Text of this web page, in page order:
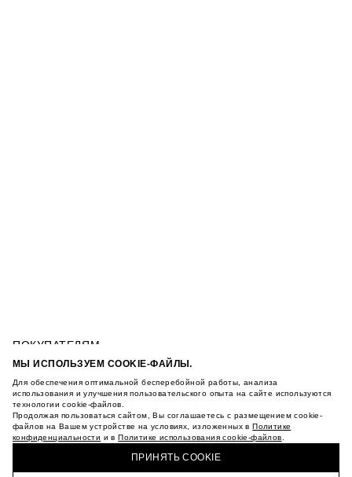
МЫ ИСПОЛЬЗУЕМ COOKIE-ФАЙЛЫ.
Для обеспечения оптимальной бесперебойной работы, анализа
использования и улучшения пользовательского опыта на сайте используются
технологии cookie-файлов.
Продолжая пользоваться сайтом, Вы соглашаетесь с размещением cookie-
файлов на Вашем устройстве на условиях, изложенных вПолитике
конфиденциальности и вПолитике использования cookie-файлов
ПРИНЯТЬ COOKIE
ПОКУПАТЕЛЯМ
УСЛОВИЯ ИСПОЛЬЗОВАНИЯ ПОДАРОЧНЫХ
ПОЛИТИКА КОНФИДЕНЦИАЛЬНОСТИ
ПОЛИТИКА COOKIE
УСЛОВИЯ ПОКУПКИ
О НАС
КАРЬЕРА
СУМКА-КРОССБОДИ ДЛЯ ТЕЛЕФОНА
КУПИТЬ + ПОЛУЧИТЬ В МАГАЗИНЕ MAAG